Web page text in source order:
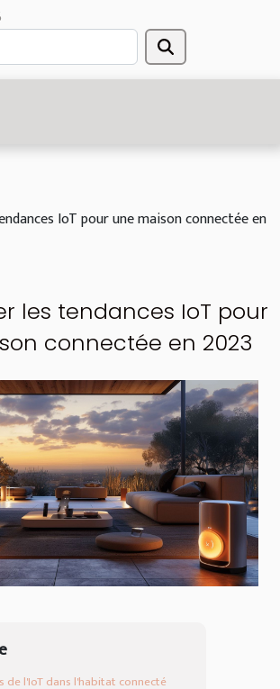
IoT pour une maison connectée en
les tendances IoT pour
connectée en 2023
de l'IoT dans l'habitat connecté